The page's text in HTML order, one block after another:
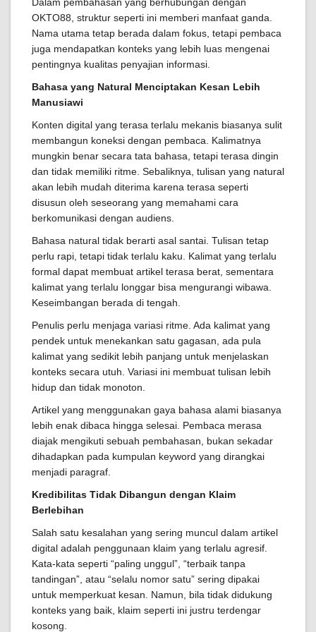
Dalam pembahasan yang berhubungan dengan
OKTO88, struktur seperti ini memberi manfaat ganda.
Nama utama tetap berada dalam fokus, tetapi pembaca
juga mendapatkan konteks yang lebih luas mengenai
pentingnya kualitas penyajian informasi.
Bahasa yang Natural Menciptakan Kesan Lebih
Manusiawi
Konten digital yang terasa terlalu mekanis biasanya sulit
membangun koneksi dengan pembaca. Kalimatnya
mungkin benar secara tata bahasa, tetapi terasa dingin
dan tidak memiliki ritme. Sebaliknya, tulisan yang natural
akan lebih mudah diterima karena terasa seperti
disusun oleh seseorang yang memahami cara
berkomunikasi dengan audiens.
Bahasa natural tidak berarti asal santai. Tulisan tetap
perlu rapi, tetapi tidak terlalu kaku. Kalimat yang terlalu
formal dapat membuat artikel terasa berat, sementara
kalimat yang terlalu longgar bisa mengurangi wibawa.
Keseimbangan berada di tengah.
Penulis perlu menjaga variasi ritme. Ada kalimat yang
pendek untuk menekankan satu gagasan, ada pula
kalimat yang sedikit lebih panjang untuk menjelaskan
konteks secara utuh. Variasi ini membuat tulisan lebih
hidup dan tidak monoton.
Artikel yang menggunakan gaya bahasa alami biasanya
lebih enak dibaca hingga selesai. Pembaca merasa
diajak mengikuti sebuah pembahasan, bukan sekadar
dihadapkan pada kumpulan keyword yang dirangkai
menjadi paragraf.
Kredibilitas Tidak Dibangun dengan Klaim
Berlebihan
Salah satu kesalahan yang sering muncul dalam artikel
digital adalah penggunaan klaim yang terlalu agresif.
Kata-kata seperti “paling unggul”, “terbaik tanpa
tandingan”, atau “selalu nomor satu” sering dipakai
untuk memperkuat kesan. Namun, bila tidak didukung
konteks yang baik, klaim seperti ini justru terdengar
kosong.